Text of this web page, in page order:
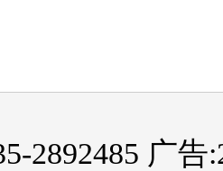
2892485 广告